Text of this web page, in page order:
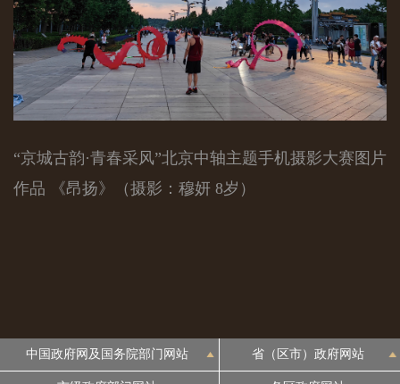
“京城古韵·青春采风”北京中轴主题手机摄影大赛图片
作品 《昂扬》（摄影：穆妍 8岁）
中国政府网及国务院部门网站 省（区市）政府网站